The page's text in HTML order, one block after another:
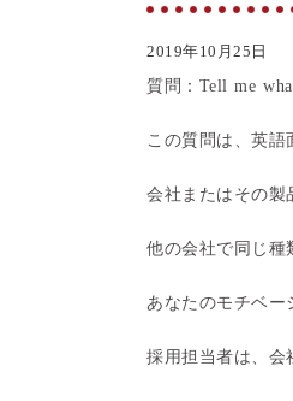
2019年10月25日
質問：Tell me
この質問は、英語
会社またはその製
他の会社で同じ種
あなたのモチベー
採用担当者は、会